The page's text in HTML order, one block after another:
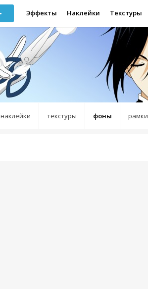
Эффекты Наклейки Текстуры
наклейки текстуры фоны рамки